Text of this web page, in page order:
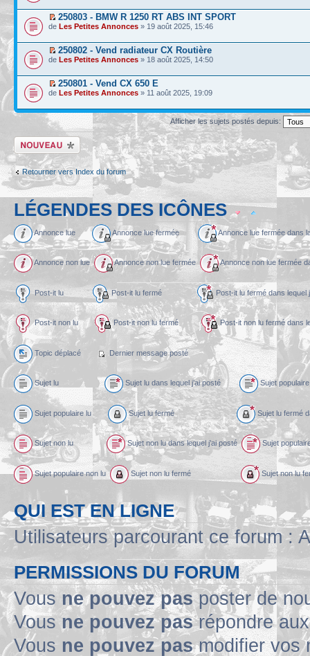
250803 - BMW R 1250 RT ABS INT SPORT
de Les Petites Annonces » 19 août 2025, 15:46
250802 - Vend radiateur CX Routière
de Les Petites Annonces » 18 août 2025, 14:50
250801 - Vend CX 650 E
de Les Petites Annonces » 11 août 2025, 19:09
Afficher les sujets postés depuis:
Écrire un nouveau
sujet
Retourner vers Index du forum
LÉGENDES DES ICÔNES
Annonce lue Annonce lue fermée Annonce lue fermée
Annonce non lue Annonce non lue fermée Annonce non lue fermée
Post-it lu Post-it lu fermé Post-it lu fermé dans
Post-it non lu Post-it non lu fermé Post-it non lu fermé
Topic déplacé Dernier message posté
Sujet lu Sujet lu dans lequel j’ai posté Sujet
Sujet populaire lu Sujet lu fermé Sujet lu fermé
Sujet non lu Sujet non lu dans lequel j’ai posté Sujet
Sujet populaire non lu Sujet non lu fermé Sujet non lu
QUI EST EN LIGNE
Utilisateurs parcourant ce forum :
PERMISSIONS DU FORUM
Vous ne pouvez pasposter de
Vous ne pouvez pasrépondre
Vous ne pouvez pasmodifier vos